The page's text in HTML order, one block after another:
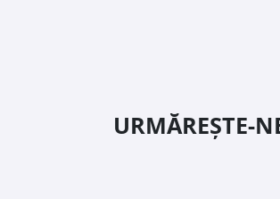
URMĂREȘTE-